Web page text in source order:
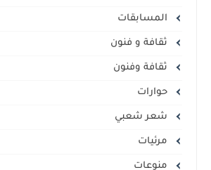
المسابقات
ثقافة و فنون
ثقافة وفنون
حوارات
شعر شعبي
مرئيات
منوعات